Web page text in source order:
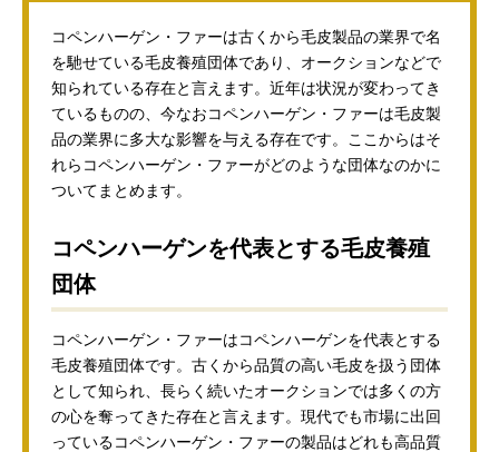
コペンハーゲン・ファーは古くから毛皮製品の業界で名
を馳せている毛皮養殖団体であり、オークションなどで
知られている存在と言えます。近年は状況が変わってき
ているものの、今なおコペンハーゲン・ファーは毛皮製
品の業界に多大な影響を与える存在です。ここからはそ
れらコペンハーゲン・ファーがどのような団体なのかに
ついてまとめます。
コペンハーゲンを代表とする毛皮養殖
団体
コペンハーゲン・ファーはコペンハーゲンを代表とする
毛皮養殖団体です。古くから品質の高い毛皮を扱う団体
として知られ、長らく続いたオークションでは多くの方
の心を奪ってきた存在と言えます。現代でも市場に出回
っているコペンハーゲン・ファーの製品はどれも高品質